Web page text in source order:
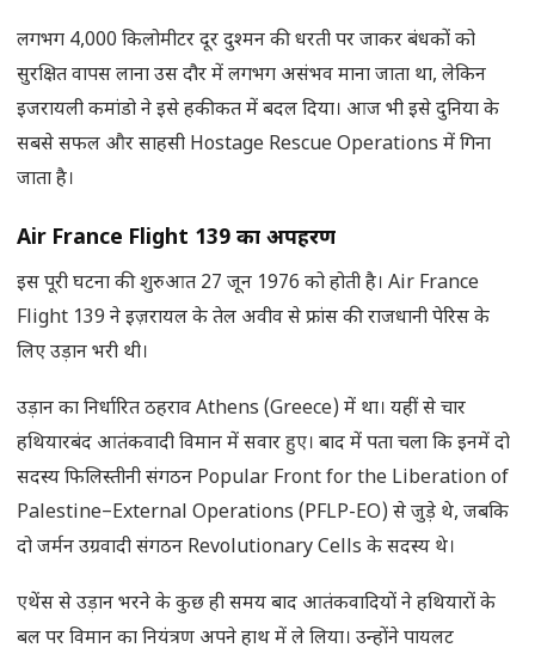
लगभग 4,000 किलोमीटर दूर दुश्मन की धरती पर जाकर बंधकों को
सुरक्षित वापस लाना उस दौर में लगभग असंभव माना जाता था, लेकिन
इजरायली कमांडो ने इसे हकीकत में बदल दिया। आज भी इसे दुनिया के
सबसे सफल और साहसी Hostage Rescue Operations में गिना
जाता है।
Air France Flight 139 का अपहरण
इस पूरी घटना की शुरुआत 27 जून 1976 को होती है। Air France
Flight 139 ने इज़रायल के तेल अवीव से फ्रांस की राजधानी पेरिस के
लिए उड़ान भरी थी।
उड़ान का निर्धारित ठहराव Athens (Greece) में था। यहीं से चार
हथियारबंद आतंकवादी विमान में सवार हुए। बाद में पता चला कि इनमें दो
सदस्य फिलिस्तीनी संगठन Popular Front for the Liberation of
Palestine–External Operations (PFLP-EO) से जुड़े थे, जबकि
दो जर्मन उग्रवादी संगठन Revolutionary Cells के सदस्य थे।
एथेंस से उड़ान भरने के कुछ ही समय बाद आतंकवादियों ने हथियारों के
बल पर विमान का नियंत्रण अपने हाथ में ले लिया। उन्होंने पायलट